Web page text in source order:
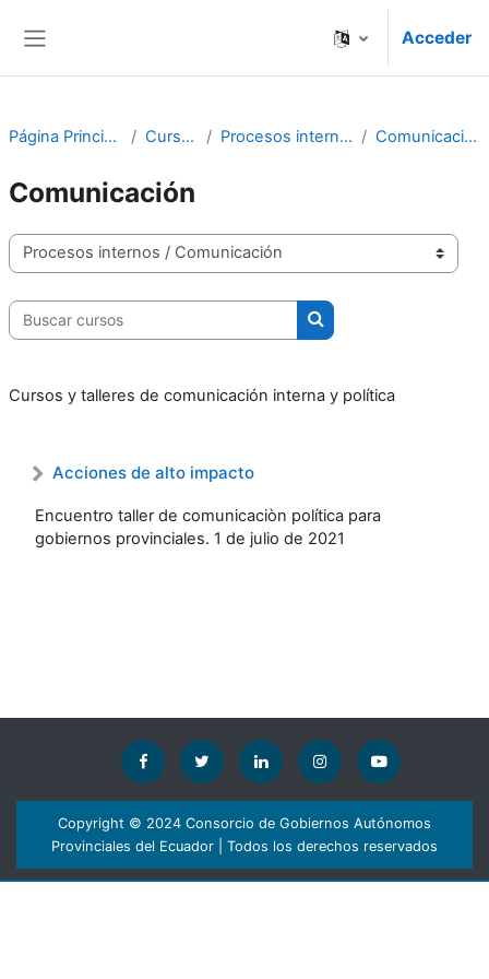
Acceder
Página Principal Cursos Procesos internos Comunicación
Comunicación
Categorías
Buscar cursos
Buscar cursos
Cursos y talleres de comunicación interna y política
Acciones de alto impacto
Encuentro taller de comunicaciòn política para
gobiernos provinciales. 1 de julio de 2021
Copyright © 2024 Consorcio de Gobiernos Autónomos
Provinciales del Ecuador | Todos los derechos reservados